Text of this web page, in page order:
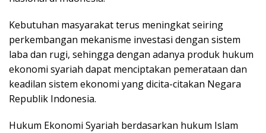
Kebutuhan masyarakat terus meningkat seiring
perkembangan mekanisme investasi dengan sistem
laba dan rugi, sehingga dengan adanya produk hukum
ekonomi syariah dapat menciptakan pemerataan dan
keadilan sistem ekonomi yang dicita-citakan Negara
Republik Indonesia.
Hukum Ekonomi Syariah berdasarkan hukum Islam